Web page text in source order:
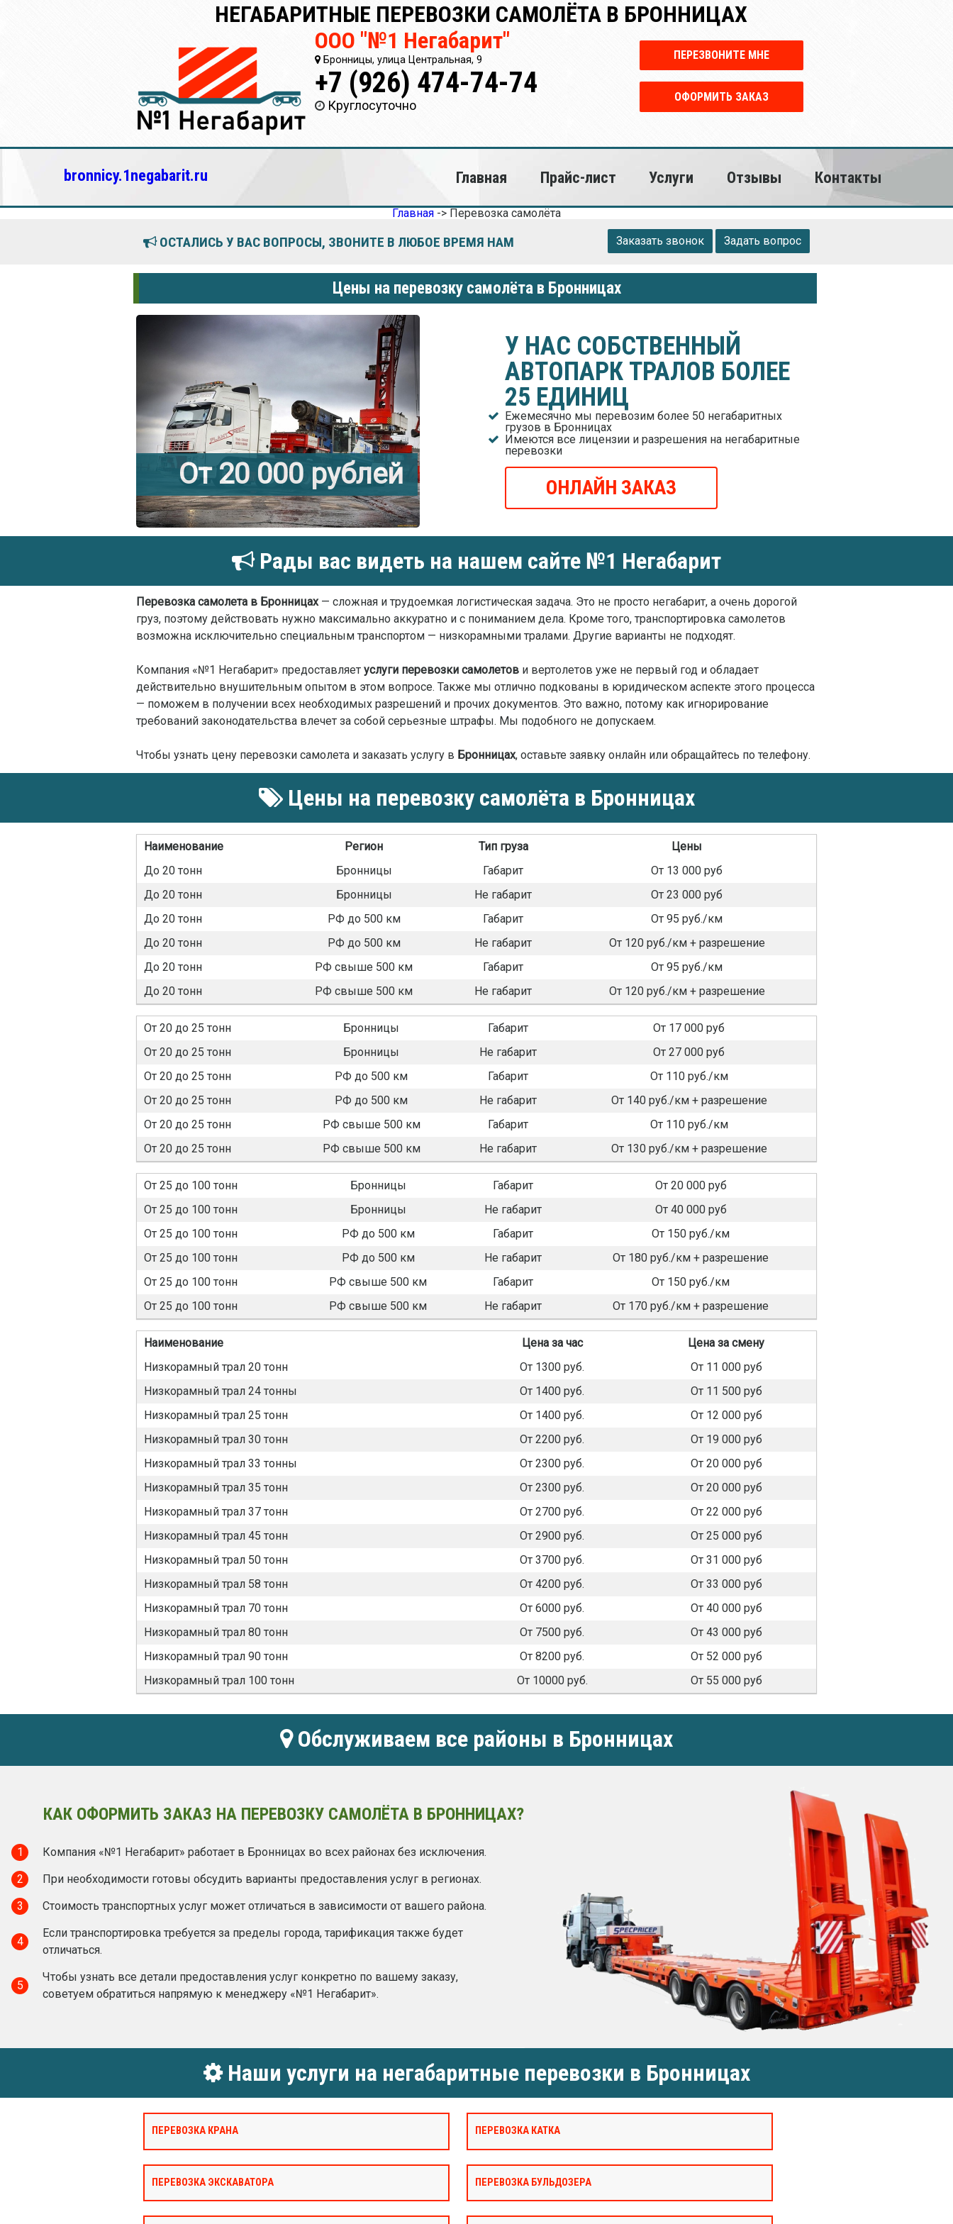
НЕГАБАРИТНЫЕ ПЕРЕВОЗКИ САМОЛЁТА В БРОННИЦАХ
ООО "№1 Негабарит"
Бронницы, улица Центральная, 9
+7 (926) 474-74-74
Круглосуточно
ПЕРЕЗВОНИТЕ МНЕ
ОФОРМИТЬ ЗАКАЗ
bronnicy.1negabarit.ru Главная Прайс-лист Услуги Отзывы Контакты
Главная -> Перевозка самолёта
ОСТАЛИСЬ У ВАС ВОПРОСЫ, ЗВОНИТЕ В ЛЮБОЕ ВРЕМЯ НАМ Заказать звонок Задать вопрос
Цены на перевозку самолёта в Бронницах
От 20 000 рублей
У НАС СОБСТВЕННЫЙ
АВТОПАРК ТРАЛОВ БОЛЕЕ
25 ЕДИНИЦ
Ежемесячно мы перевозим более 50 негабаритных
грузов в Бронницах
Имеются все лицензии и разрешения на негабаритные
перевозки
ОНЛАЙН ЗАКАЗ
Рады вас видеть на нашем сайте №1 Негабарит
Перевозка самолета в Бронницах— сложная и трудоемкая логистическая задача. Это не просто негабарит, а очень дорогой
груз, поэтому действовать нужно максимально аккуратно и с пониманием дела. Кроме того, транспортировка самолетов
возможна исключительно специальным транспортом — низкорамными тралами. Другие варианты не подходят.
Компания «№1 Негабарит» предоставляет услуги перевозки самолетов и вертолетов уже не первый год и обладает
действительно внушительным опытом в этом вопросе. Также мы отлично подкованы в юридическом аспекте этого процесса
— поможем в получении всех необходимых разрешений и прочих документов. Это важно, потому как игнорирование
требований законодательства влечет за собой серьезные штрафы. Мы подобного не допускаем.
Чтобы узнать цену перевозки самолета и заказать услугу в Бронницах, оставьте заявку онлайн или обращайтесь по телефону.
Цены на перевозку самолёта в Бронницах
Наименование Регион Тип груза
Цены
До 20 тонн
Бронницы Габарит
От 13 000 руб
До 20 тонн
Бронницы Не габарит
От 23 000 руб
До 20 тонн
РФ до 500 км Габарит
От 95 руб./км
До 20 тонн
РФ до 500 км Не габарит
От 120 руб./км + разрешение
До 20 тонн
РФ свыше 500 км Габарит
От 95 руб./км
До 20 тонн
РФ свыше 500 км Не габарит От 120 руб./км + разрешение
От 20 до 25 тонн Бронницы Габарит
От 17 000 руб
От 20 до 25 тонн
Бронницы Не габарит
От 27 000 руб
От 20 до 25 тонн
РФ до 500 км Габарит
От 110 руб./км
От 20 до 25 тонн
РФ до 500 км Не габарит
От 140 руб./км + разрешение
От 20 до 25 тонн
РФ свыше 500 км Габарит
От 110 руб./км
От 20 до 25 тонн
РФ свыше 500 км Не габарит От 130 руб./км + разрешение
От 25 до 100 тонн Бронницы Габарит
От 20 000 руб
От 25 до 100 тонн
Бронницы Не габарит
От 40 000 руб
От 25 до 100 тонн
РФ до 500 км Габарит
От 150 руб./км
От 25 до 100 тонн
РФ до 500 км Не габарит
От 180 руб./км + разрешение
От 25 до 100 тонн
РФ свыше 500 км Габарит
От 150 руб./км
От 25 до 100 тонн
РФ свыше 500 км Не габарит От 170 руб./км + разрешение
Наименование Цена за час
Цена за смену
Низкорамный трал 20 тонн
От 1300 руб.
От 11 000 руб
Низкорамный трал 24 тонны
От 1400 руб.
От 11 500 руб
Низкорамный трал 25 тонн
От 1400 руб.
От 12 000 руб
Низкорамный трал 30 тонн
От 2200 руб.
От 19 000 руб
Низкорамный трал 33 тонны
От 2300 руб.
От 20 000 руб
Низкорамный трал 35 тонн
От 2300 руб.
От 20 000 руб
Низкорамный трал 37 тонн
От 2700 руб.
От 22 000 руб
Низкорамный трал 45 тонн
От 2900 руб.
От 25 000 руб
Низкорамный трал 50 тонн
От 3700 руб.
От 31 000 руб
Низкорамный трал 58 тонн
От 4200 руб.
От 33 000 руб
Низкорамный трал 70 тонн
От 6000 руб.
От 40 000 руб
Низкорамный трал 80 тонн
От 7500 руб.
От 43 000 руб
Низкорамный трал 90 тонн
От 8200 руб.
От 52 000 руб
Низкорамный трал 100 тонн
От 10000 руб. От 55 000 руб
Обслуживаем все районы в Бронницах
КАК ОФОРМИТЬ ЗАКАЗ НА ПЕРЕВОЗКУ САМОЛЁТА В БРОННИЦАХ?
1
Компания «№1 Негабарит» работает в Бронницах во всех районах без исключения.
2
При необходимости готовы обсудить варианты предоставления услуг в регионах.
3
Стоимость транспортных услуг может отличаться в зависимости от вашего района.
4
Если транспортировка требуется за пределы города, тарификация также будет
отличаться.
5
Чтобы узнать все детали предоставления услуг конкретно по вашему заказу,
советуем обратиться напрямую к менеджеру «№1 Негабарит».
Наши услуги на негабаритные перевозки в Бронницах
ПЕРЕВОЗКА КРАНА ПЕРЕВОЗКА КАТКА
ПЕРЕВОЗКА ЭКСКАВАТОРА ПЕРЕВОЗКА БУЛЬДОЗЕРА